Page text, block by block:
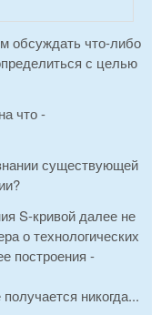
обсуждать что-либо
с целью
что -
существующей
S-кривой далее не
о технологических
построения -
никогда...